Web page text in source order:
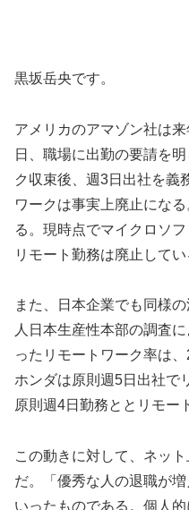
黒坂岳央です。
アメリカのアマゾン社は
日、職場に出勤の要請を
ク収束後、週3日出社を義
ワークは事実上廃止にな
る。現時点でマイクロソ
リモート勤務は廃止してい
また、日本企業でも同様
人日本生産性本部の調査
ったリモートワーク率は
ホンダは原則週5日出社で
原則週4日勤務ととリモー
この動きに対して、ネッ
だ。「優秀な人の退職が
いったものである。個人